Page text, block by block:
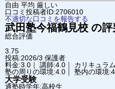
自由 平均 厳しい
口コミ投稿者ID:2706010
不適切な口コミを報告する
武田塾今福鶴見校 の評
総合評価
3.75
投稿:2026/3 保護者
料金:3.0｜ 講師:4.0｜ カリキュラ
塾の周りの環境:4.0｜ 塾内の環境
大学受験
通塾時学年:高校生